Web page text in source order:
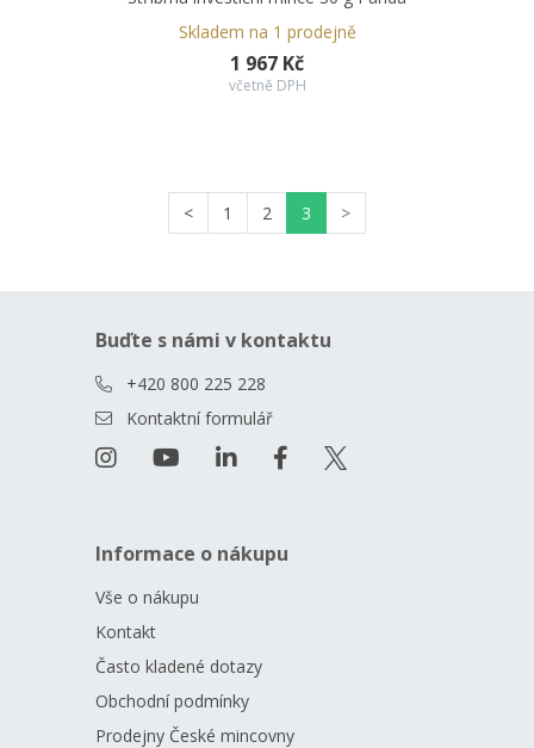
Skladem na 1 prodejně
1 967 Kč
včetně DPH
< 1 2 3 >
Buďte s námi v kontaktu
+420 800 225 228
Kontaktní formulář
Informace o nákupu
Vše o nákupu
Kontakt
Často kladené dotazy
Obchodní podmínky
Prodejny České mincovny